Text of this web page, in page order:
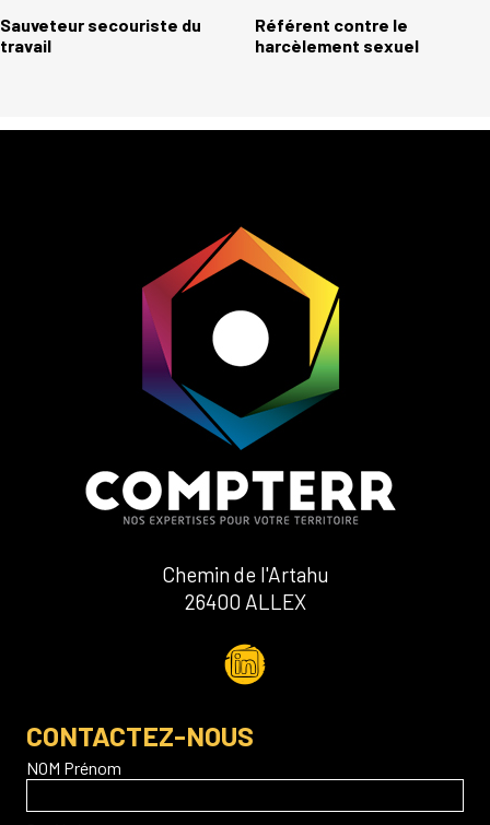
Sauveteur secouriste du
travail
Référent contre le
harcèlement sexuel
Chemin de l'Artahu
26400 ALLEX
CONTACTEZ-NOUS
NOM Prénom